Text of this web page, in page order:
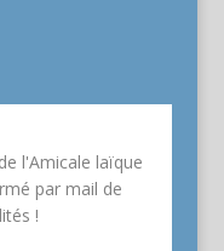
l'Amicale laïque
par mail de
!